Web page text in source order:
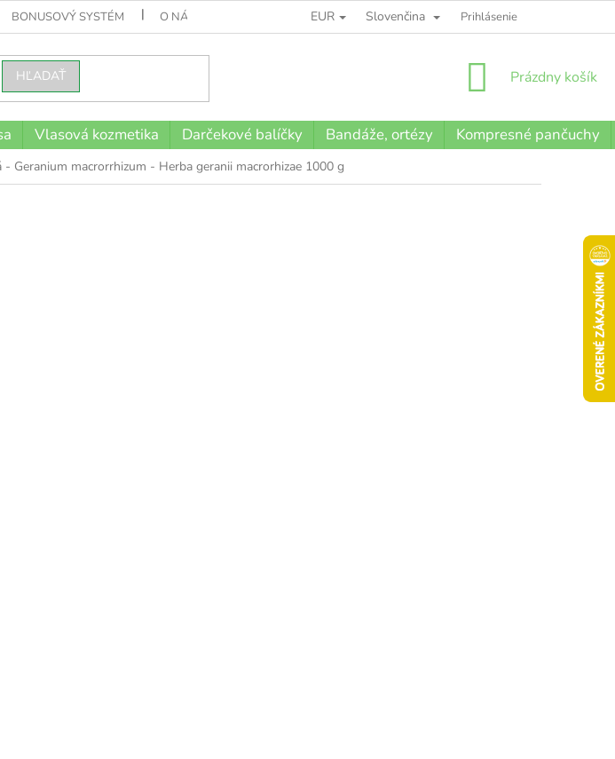
BONUSOVÝ SYSTÉM O NÁS EUR Slovenčina Prihlásenie
HĽADAŤ
NÁKUPNÝ
Prázdny košík
Vlasová kozmetika Darčekové balíčky Bandáže, ortézy Kompresné pančuchy
Geranium macrorrhizum - Herba geranii macrorhizae 1000 g